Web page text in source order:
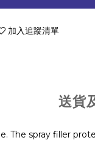
加入追蹤清單
送貨
The spray filler